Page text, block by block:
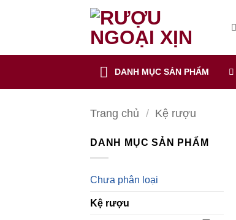
CẢNH BÁO!
Các sản phẩm rượu không dành cho người dưới 18
Bạn có chắc chắn bạn muốn tiếp tục truy cập trang
TÔI DƯỚI 18 TUỔI TÔI ĐÃ TRÊN 18
dung
DANH MỤC SẢN PHẨM
Trang chủ / Kệ rượu
DANH MỤC SẢN PHẨM
Chưa phân loại
Kệ rượu